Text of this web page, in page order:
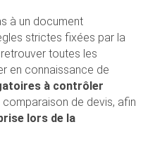
à un document
strictes fixées par la
toutes les
en connaissance de
à contrôler
comparaison de devis, afin
lors de la